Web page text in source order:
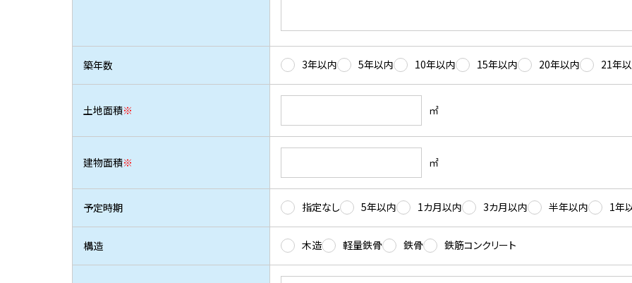
築年数 3年以内 5年以内 10年以内 15年以内 20年以内 21年
土地面積※ ㎡
建物面積※ ㎡
予定時期 指定なし 5年以内 1カ月以内 3カ月以内 半年以内 1年
構造 木造 軽量鉄骨 鉄骨 鉄筋コンクリート